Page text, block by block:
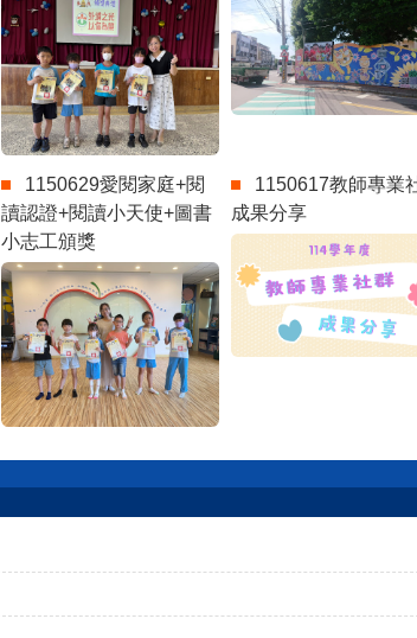
1150629愛閱家庭+閱
讀認證+閱讀小天使+圖書
小志工頒獎
1150617教師專業
成果分享